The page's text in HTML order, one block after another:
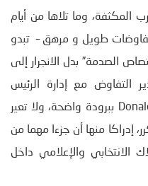
يوما من الحرب المكثفة، وما تلاها من أيام
طويل و مرهق – تبدو
الصدمة” بدل الانجرار إلى
التفاوض مع إدارة الرئيس
الأميركي دونالد ترامب Donald Trump ببرودة واضحة، ولا تعير
إدراكا منها أن جزءا مهما من
الانتخابي والإعلامي داخل